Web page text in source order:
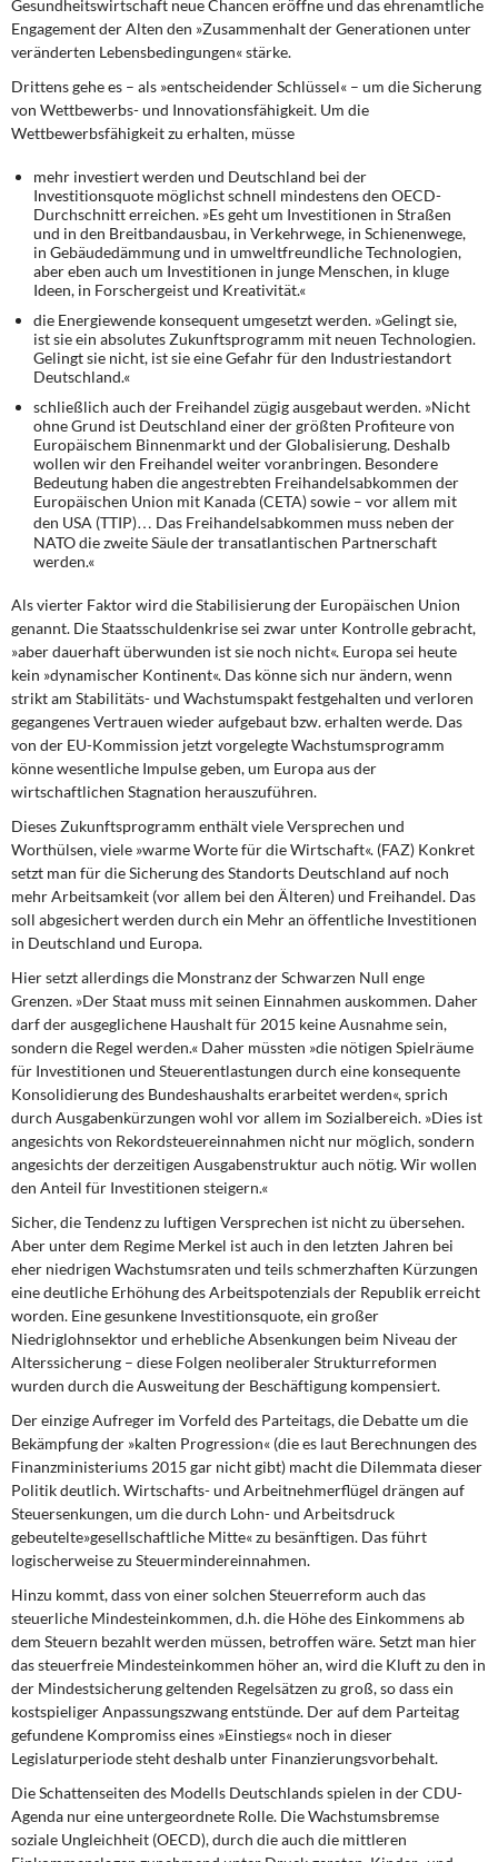
Gesundheitswirtschaft neue Chancen eröffne und das ehrenamtliche
Engagement der Alten den »Zusammenhalt der Generationen unter
veränderten Lebensbedingungen« stärke.
Drittens gehe es – als »entscheidender Schlüssel« – um die Sicherung
von Wettbewerbs- und Innovationsfähigkeit. Um die
Wettbewerbsfähigkeit zu erhalten, müsse
mehr investiert werden und Deutschland bei der
Investitionsquote möglichst schnell mindestens den OECD-
Durchschnitt erreichen. »Es geht um Investitionen in Straßen
und in den Breitbandausbau, in Verkehrwege, in Schienenwege,
in Gebäudedämmung und in umweltfreundliche Technologien,
aber eben auch um Investitionen in junge Menschen, in kluge
Ideen, in Forschergeist und Kreativität.«
die Energiewende konsequent umgesetzt werden. »Gelingt sie,
ist sie ein absolutes Zukunftsprogramm mit neuen Technologien.
Gelingt sie nicht, ist sie eine Gefahr für den Industriestandort
Deutschland.«
schließlich auch der Freihandel zügig ausgebaut werden. »Nicht
ohne Grund ist Deutschland einer der größten Profiteure von
Europäischem Binnenmarkt und der Globalisierung. Deshalb
wollen wir den Freihandel weiter voranbringen. Besondere
Bedeutung haben die angestrebten Freihandelsabkommen der
Europäischen Union mit Kanada (CETA) sowie – vor allem mit
den USA (TTIP)… Das Freihandelsabkommen muss neben der
NATO die zweite Säule der transatlantischen Partnerschaft
werden.«
Als vierter Faktor wird die Stabilisierung der Europäischen Union
genannt. Die Staatsschuldenkrise sei zwar unter Kontrolle gebracht,
»aber dauerhaft überwunden ist sie noch nicht«. Europa sei heute
kein »dynamischer Kontinent«. Das könne sich nur ändern, wenn
strikt am Stabilitäts- und Wachstumspakt festgehalten und verloren
gegangenes Vertrauen wieder aufgebaut bzw. erhalten werde. Das
von der EU-Kommission jetzt vorgelegte Wachstumsprogramm
könne wesentliche Impulse geben, um Europa aus der
wirtschaftlichen Stagnation herauszuführen.
Dieses Zukunftsprogramm enthältviele Versprechen und
Worthülsen, viele »warme Worte für die Wirtschaft«. (FAZ) Konkret
setzt man für die Sicherung des Standorts Deutschland auf noch
mehr Arbeitsamkeit (vor allem bei den Älteren) und Freihandel. Das
soll abgesichert werden durch ein Mehr an öffentliche Investitionen
in Deutschland und Europa.
Hier setzt allerdings die Monstranzder Schwarzen Null enge
Grenzen. »Der Staat muss mit seinen Einnahmen auskommen. Daher
darf der ausgeglichene Haushalt für 2015 keine Ausnahme sein,
sondern die Regel werden.« Daher müssten »die nötigen Spielräume
für Investitionen und Steuerentlastungen durch eine konsequente
Konsolidierung des Bundeshaushalts erarbeitet werden«, sprich
durch Ausgabenkürzungen wohl vor allem im Sozialbereich. »Dies ist
angesichts von Rekordsteuereinnahmen nicht nur möglich, sondern
angesichts der derzeitigen Ausgabenstruktur auch nötig. Wir wollen
den Anteil für Investitionen steigern.«
Sicher, die Tendenz zu luftigen Versprechen ist nicht zu übersehen.
Aber unter dem Regime Merkel ist auch in den letzten Jahren bei
eher niedrigen Wachstumsraten und teils schmerzhaften Kürzungen
eine deutliche Erhöhung des Arbeitspotenzials der Republik erreicht
worden. Eine gesunkene Investitionsquote, ein großer
Niedriglohnsektor und erhebliche Absenkungen beim Niveau der
Alterssicherung – diese Folgen neoliberaler Strukturreformen
wurden durch die Ausweitung der Beschäftigung kompensiert.
Der einzige Aufreger im Vorfeld des Parteitags, die Debatte um die
Bekämpfung der »kalten Progression« (die es laut Berechnungen des
Finanzministeriums 2015 gar nicht gibt) macht die Dilemmata dieser
Politik deutlich. Wirtschafts- und Arbeitnehmerflügel drängen auf
Steuersenkungen, um die durch Lohn- und Arbeitsdruck
gebeutelte»gesellschaftliche Mitte« zu besänftigen. Das führt
logischerweise zu Steuermindereinnahmen.
Hinzu kommt, dass von einer solchen Steuerreform auch das
steuerliche Mindesteinkommen, d.h. die Höhe des Einkommens ab
dem Steuern bezahlt werden müssen, betroffen wäre. Setzt man hier
das steuerfreie Mindesteinkommen höher an, wird die Kluft zu den in
der Mindestsicherung geltenden Regelsätzen zu groß, so dass ein
kostspieliger Anpassungszwang entstünde. Der auf dem Parteitag
gefundene Kompromiss eines »Einstiegs« noch in dieser
Legislaturperiode steht deshalb unter Finanzierungsvorbehalt.
Die Schattenseiten des Modells Deutschlandsspielen in der CDU-
Agenda nur eine untergeordnete Rolle. Die Wachstumsbremse
soziale Ungleichheit (OECD), durch die auch die mittleren